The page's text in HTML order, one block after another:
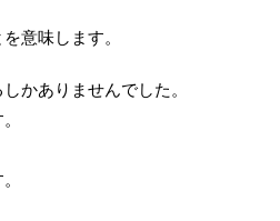
意味します。
かありませんでした。